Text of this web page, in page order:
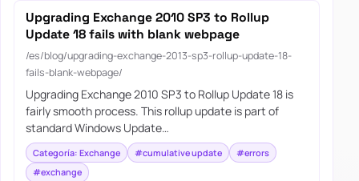
Upgrading Exchange 2010 SP3 to Rollup
Update 18 fails with blank webpage
/es/blog/upgrading-exchange-2013-sp3-rollup-update-18-
fails-blank-webpage/
Upgrading Exchange 2010 SP3 to Rollup Update 18 is
fairly smooth process. This rollup update is part of
standard Windows Update…
Categoría: Exchange #cumulative update
#errors
#exchange